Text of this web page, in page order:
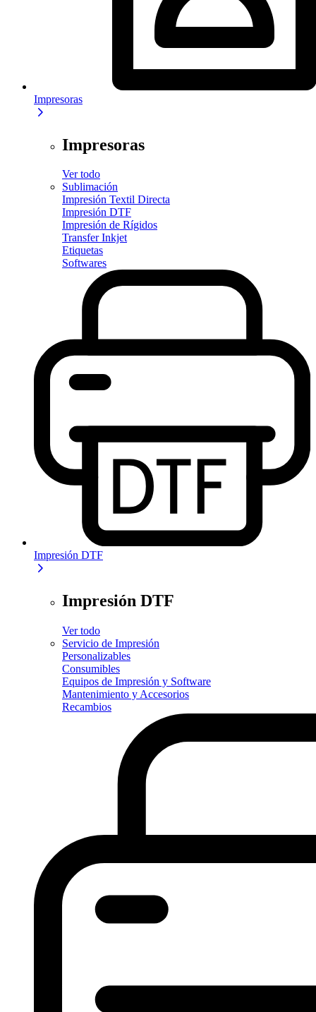
Impresoras
Impresoras
Ver todo
Sublimación
Impresión Textil Directa
Impresión DTF
Impresión de Rígidos
Transfer Inkjet
Etiquetas
Softwares
Impresión DTF
Impresión DTF
Ver todo
Servicio de Impresión
Personalizables
Consumibles
Equipos de Impresión y Software
Mantenimiento y Accesorios
Recambios